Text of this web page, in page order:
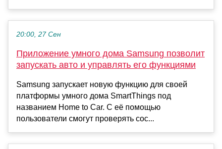
20:00, 27 Сен
Приложение умного дома Samsung позволит
запускать авто и управлять его функциями
Samsung запускает новую функцию для своей
платформы умного дома SmartThings под
названием Home to Car. С её помощью
пользователи смогут проверять сос...